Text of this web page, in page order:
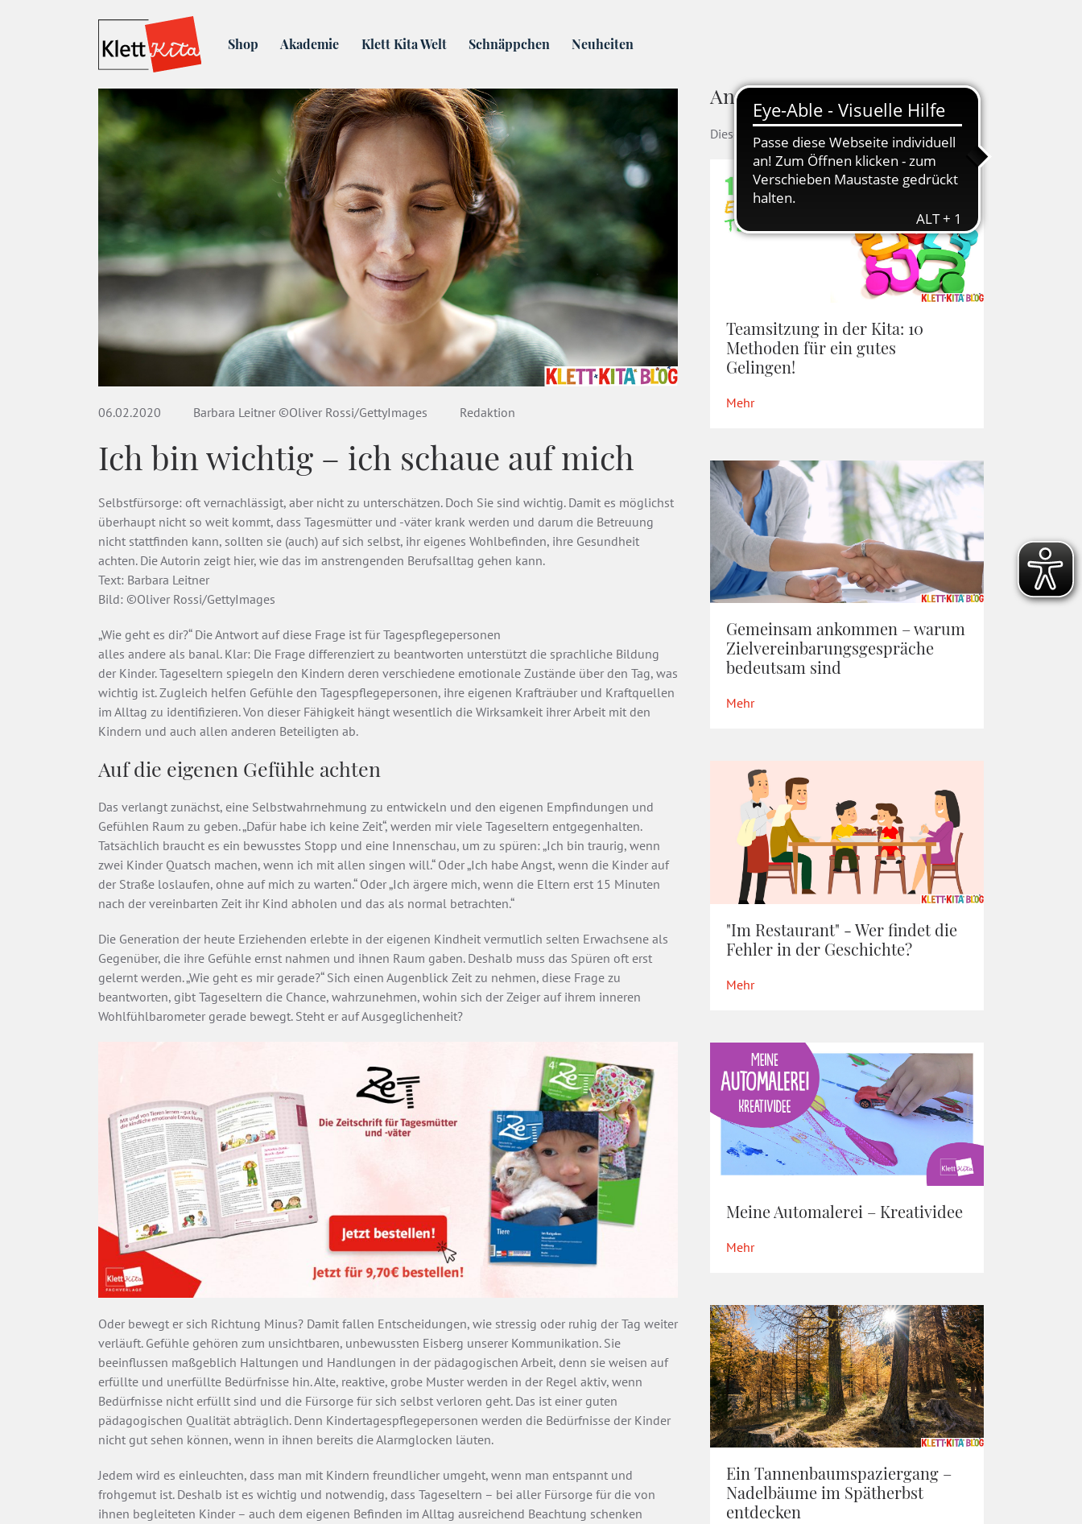
Shop Akademie Klett Kita Welt Schnäppchen Neuheiten
Blog Selbstfürsorge: Ich bin wichtig - ich schaue auf mich | Klett Kita
06.02.2020 Barbara Leitner ©Oliver Rossi/GettyImages Redaktion
Ich bin wichtig – ich schaue auf mich
Selbstfürsorge: oft vernachlässigt, aber nicht zu unterschätzen. Doch Sie sind wichtig. Damit es möglichst
überhaupt nicht so weit kommt, dass Tagesmütter und -väter krank werden und darum die Betreuung
nicht stattfinden kann, sollten sie (auch) auf sich selbst, ihr eigenes Wohlbefinden, ihre Gesundheit
achten. Die Autorin zeigt hier, wie das im anstrengenden Berufsalltag gehen kann.
Text: Barbara Leitner
Bild: ©Oliver Rossi/GettyImages
„Wie geht es dir?“ Die Antwort auf diese Frage ist für Tagespflegepersonen
alles andere als banal. Klar: Die Frage differenziert zu beantworten unterstützt die sprachliche Bildung
der Kinder. Tageseltern spiegeln den Kindern deren verschiedene emotionale Zustände über den Tag, was
wichtig ist. Zugleich helfen Gefühle den Tagespflegepersonen, ihre eigenen Krafträuber und Kraftquellen
im Alltag zu identifizieren. Von dieser Fähigkeit hängt wesentlich die Wirksamkeit ihrer Arbeit mit den
Kindern und auch allen anderen Beteiligten ab.
Auf die eigenen Gefühle achten
Das verlangt zunächst, eine Selbstwahrnehmung zu entwickeln und den eigenen Empfindungen und
Gefühlen Raum zu geben. „Dafür habe ich keine Zeit“, werden mir viele Tageseltern entgegenhalten.
Tatsächlich braucht es ein bewusstes Stopp und eine Innenschau, um zu spüren: „Ich bin traurig, wenn
zwei Kinder Quatsch machen, wenn ich mit allen singen will.“ Oder „Ich habe Angst, wenn die Kinder auf
der Straße loslaufen, ohne auf mich zu warten.“ Oder „Ich ärgere mich, wenn die Eltern erst 15 Minuten
nach der vereinbarten Zeit ihr Kind abholen und das als normal betrachten.“
Die Generation der heute Erziehenden erlebte in der eigenen Kindheit vermutlich selten Erwachsene als
Gegenüber, die ihre Gefühle ernst nahmen und ihnen Raum gaben. Deshalb muss das Spüren oft erst
gelernt werden. „Wie geht es mir gerade?“ Sich einen Augenblick Zeit zu nehmen, diese Frage zu
beantworten, gibt Tageseltern die Chance, wahrzunehmen, wohin sich der Zeiger auf ihrem inneren
Wohlfühlbarometer gerade bewegt. Steht er auf Ausgeglichenheit?
Oder bewegt er sich Richtung Minus? Damit fallen Entscheidungen, wie stressig oder ruhig der Tag weiter
verläuft. Gefühle gehören zum unsichtbaren, unbewussten Eisberg unserer Kommunikation. Sie
beeinflussen maßgeblich Haltungen und Handlungen in der pädagogischen Arbeit, denn sie weisen auf
erfüllte und unerfüllte Bedürfnisse hin. Alte, reaktive, grobe Muster werden in der Regel aktiv, wenn
Bedürfnisse nicht erfüllt sind und die Fürsorge für sich selbst verloren geht. Das ist einer guten
pädagogischen Qualität abträglich. Denn Kindertagespflegepersonen werden die Bedürfnisse der Kinder
nicht gut sehen können, wenn in ihnen bereits die Alarmglocken läuten.
Jedem wird es einleuchten, dass man mit Kindern freundlicher umgeht, wenn man entspannt und
frohgemut ist. Deshalb ist es wichtig und notwendig, dass Tageseltern – bei aller Fürsorge für die von
ihnen begleiteten Kinder – auch dem eigenen Befinden im Alltag ausreichend Beachtung schenken
Andere Blogbeiträge
Diese Artikel könnten Ihnen auch gefallen
Teamsitzung in der Kita: 10
Methoden für ein gutes
Gelingen!
Mehr
Gemeinsam ankommen – warum
Zielvereinbarungsgespräche
bedeutsam sind
Mehr
"Im Restaurant" - Wer findet die
Fehler in der Geschichte?
Mehr
Meine Automalerei – Kreatividee
Mehr
Ein Tannenbaumspaziergang –
Nadelbäume im Spätherbst
entdecken